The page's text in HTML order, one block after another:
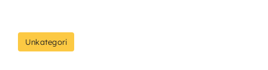
Profil Pengadilan
Unkategori